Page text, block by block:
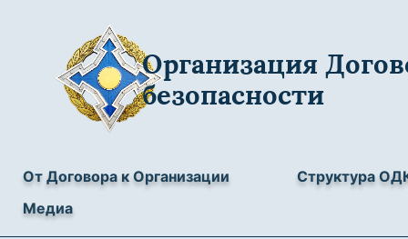
Организация
безопасности
От Договора к Организации
Структура
Медиа